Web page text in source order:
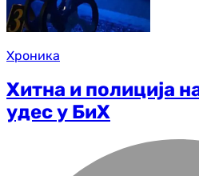
Хроника
Хитна и полиција
удес у БиХ